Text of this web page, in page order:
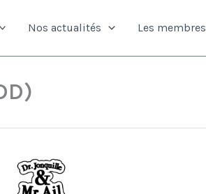
Nos actualités Les membres